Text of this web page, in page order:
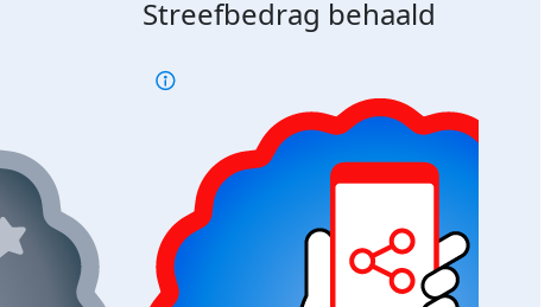
Streefbedrag behaald